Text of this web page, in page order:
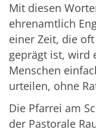
Mit diesen
ehrenamtlich
einer Zeit, die
geprägt ist, wird
Menschen
urteilen, ohne
Die Pfarrei am
der Pastorale